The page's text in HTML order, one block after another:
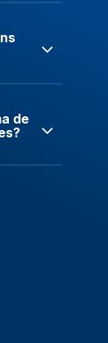
de